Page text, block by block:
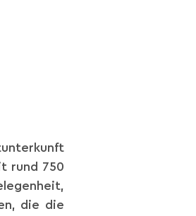
rund 750
die die